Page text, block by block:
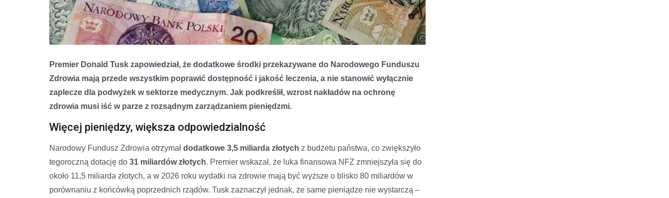
Premier Donald Tusk zapowiedział, że dodatkowe środki przekazywane do Narodowego Funduszu
Zdrowia mają przede wszystkim poprawić dostępność i jakość leczenia, a nie stanowić wyłącznie
zaplecze dla podwyżek w sektorze medycznym. Jak podkreślił, wzrost nakładów na ochronę
zdrowia musi iść w parze z rozsądnym zarządzaniem pieniędzmi.
Więcej pieniędzy, większa odpowiedzialność
Narodowy Fundusz Zdrowia otrzymał dodatkowe 3,5 miliarda złotych z budżetu państwa, co zwiększyło
tegoroczną dotację do 31 miliardów złotych. Premier wskazał, że luka finansowa NFZ zmniejszyła się do
około 11,5 miliarda złotych, a w 2026 roku wydatki na zdrowie mają być wyższe o blisko 80 miliardów w
porównaniu z końcówką poprzednich rządów. Tusk zaznaczył jednak, że same pieniądze nie wystarczą –